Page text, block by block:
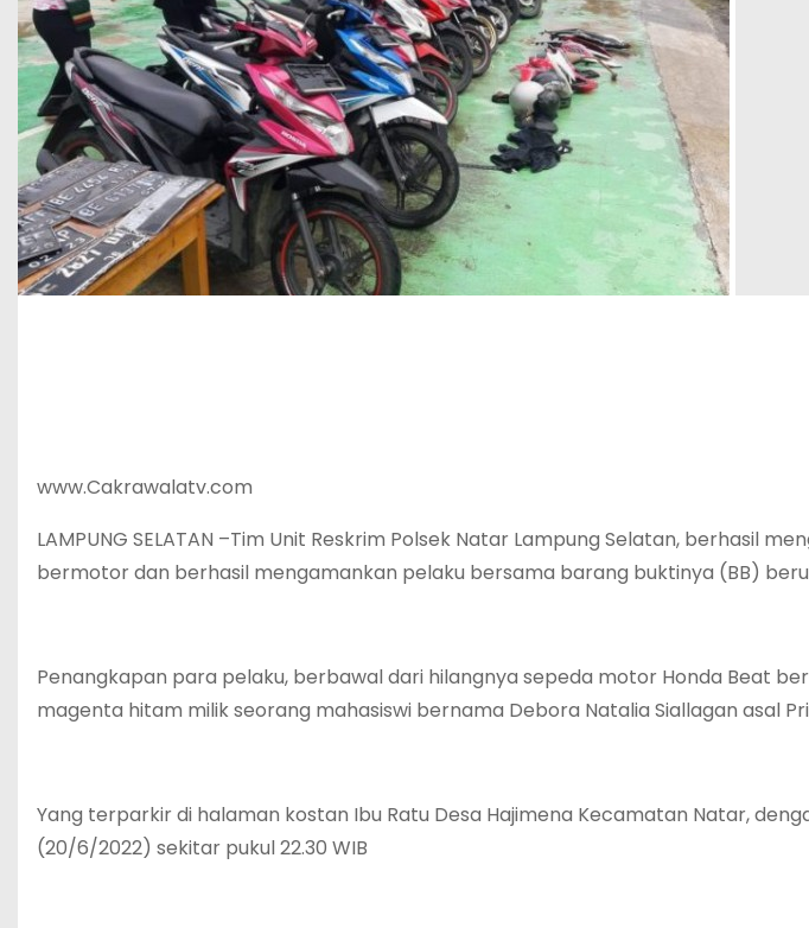
www.Cakrawalatv.com
LAMPUNG SELATAN –Tim Unit Reskrim Polsek Natar Lampung Selatan, berhasil
bermotor dan berhasil mengamankan pelaku bersama barang buktinya (BB)
Penangkapan para pelaku, berbawal dari hilangnya sepeda motor Honda Beat
magenta hitam milik seorang mahasiswi bernama Debora Natalia Siallagan asal
Yang terparkir di halaman kostan Ibu Ratu Desa Hajimena Kecamatan Natar,
(20/6/2022) sekitar pukul 22.30 WIB